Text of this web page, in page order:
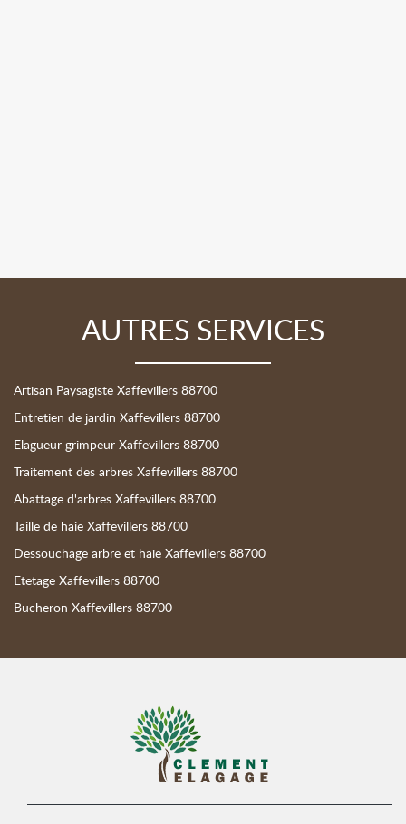
AUTRES SERVICES
Artisan Paysagiste Xaffevillers 88700
Entretien de jardin Xaffevillers 88700
Elagueur grimpeur Xaffevillers 88700
Traitement des arbres Xaffevillers 88700
Abattage d'arbres Xaffevillers 88700
Taille de haie Xaffevillers 88700
Dessouchage arbre et haie Xaffevillers 88700
Etetage Xaffevillers 88700
Bucheron Xaffevillers 88700